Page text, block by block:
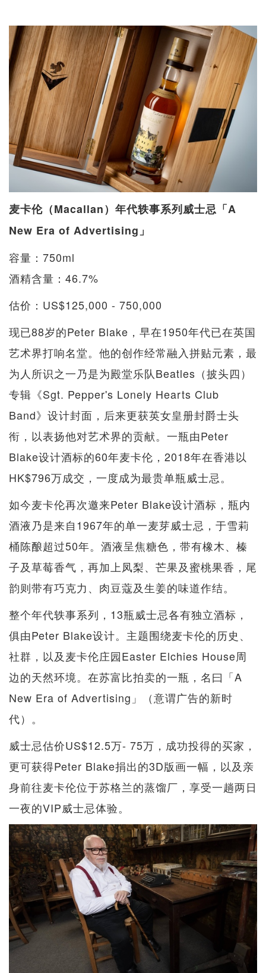
麦卡伦（Macallan）年代轶事系列威士忌「A
New Era of Advertising」
容量：750ml
酒精含量：46.7%
估价：US$125,000 - 750,000
现已88岁的Peter Blake，早在1950年代已在英国
艺术界打响名堂。他的创作经常融入拼贴元素，最
为人所识之一乃是为殿堂乐队Beatles（披头四）
专辑《Sgt. Pepper's Lonely Hearts Club
Band》设计封面，后来更获英女皇册封爵士头
衔，以表扬他对艺术界的贡献。一瓶由Peter
Blake设计酒标的60年麦卡伦，2018年在香港以
HK$796万成交，一度成为最贵单瓶威士忌。
如今麦卡伦再次邀来Peter Blake设计酒标，瓶内
酒液乃是来自1967年的单一麦芽威士忌，于雪莉
桶陈酿超过50年。酒液呈焦糖色，带有橡木、榛
子及草莓香气，再加上凤梨、芒果及蜜桃果香，尾
韵则带有巧克力、肉豆蔻及生姜的味道作结。
整个年代轶事系列，13瓶威士忌各有独立酒标，
俱由Peter Blake设计。主题围绕麦卡伦的历史、
社群，以及麦卡伦庄园Easter Elchies House周
边的天然环境。在苏富比拍卖的一瓶，名曰「A
New Era of Advertising」（意谓广告的新时
代）。
威士忌估价US$12.5万- 75万，成功投得的买家，
更可获得Peter Blake捐出的3D版画一幅，以及亲
身前往麦卡伦位于苏格兰的蒸馏厂，享受一趟两日
一夜的VIP威士忌体验。